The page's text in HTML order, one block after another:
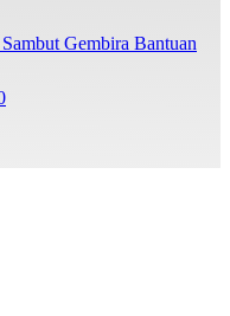
Gembira Bantuan